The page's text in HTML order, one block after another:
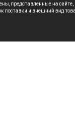
представленные на
поставки и внешний вид